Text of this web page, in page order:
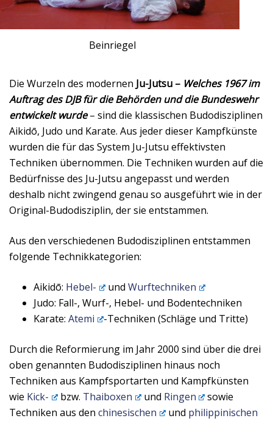
Beinriegel
Die Wurzeln des modernen Ju-Jutsu – Welches 1967 im
Auftrag des DJB für die Behörden und die Bundeswehr
entwickelt wurde– sind die klassischen Budodisziplinen
Aikidō, Judo und Karate. Aus jeder dieser Kampfkünste
wurden die für das System Ju-Jutsu effektivsten
Techniken übernommen. Die Techniken wurden auf die
Bedürfnisse des Ju-Jutsu angepasst und werden
deshalb nicht zwingend genau so ausgeführt wie in der
Original-Budodisziplin, der sie entstammen.
Aus den verschiedenen Budodisziplinen entstammen
folgende Technikkategorien:
Aikidō: Hebel- und Wurftechniken
Judo: Fall-, Wurf-, Hebel- und Bodentechniken
Karate: Atemi -Techniken (Schläge und Tritte)
Durch die Reformierung im Jahr 2000 sind über die drei
oben genannten Budodisziplinen hinaus noch
Techniken aus Kampfsportarten und Kampfkünsten
wie Kick- bzw. Thaiboxen und Ringen
sowie
Techniken aus den chinesischen und philippinischen